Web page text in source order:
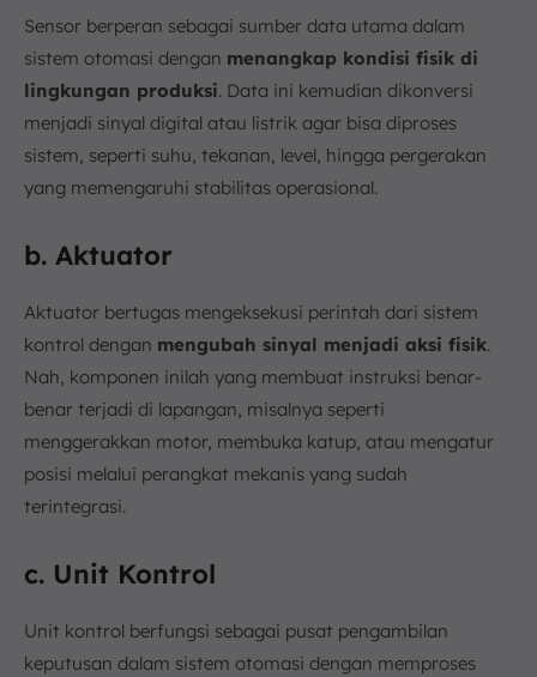
Sensor berperan sebagai sumber data utama dalam
sistem otomasi dengan menangkap kondisi fisik di
lingkungan produksi. Data ini kemudian dikonversi
menjadi sinyal digital atau listrik agar bisa diproses
sistem, seperti suhu, tekanan, level, hingga pergerakan
yang memengaruhi stabilitas operasional.
b. Aktuator
Aktuator bertugas mengeksekusi perintah dari sistem
kontrol dengan mengubah sinyal menjadi aksi fisik.
Nah, komponen inilah yang membuat instruksi benar-
benar terjadi di lapangan, misalnya seperti
menggerakkan motor, membuka katup, atau mengatur
posisi melalui perangkat mekanis yang sudah
terintegrasi.
c. Unit Kontrol
Unit kontrol berfungsi sebagai pusat pengambilan
keputusan dalam sistem otomasi dengan memproses